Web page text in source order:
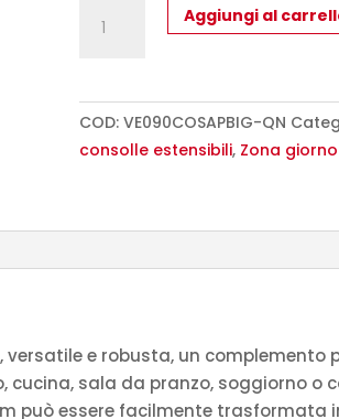
allungabile
Saki
Premium
quantità
Aggiungi al
COD: VE090COSAPBIG-QN
consolle estensibili, Zona giorno
versatile e robusta, un complemento
cucina, sala da pranzo, soggiorno o
può essere facilmente trasformata